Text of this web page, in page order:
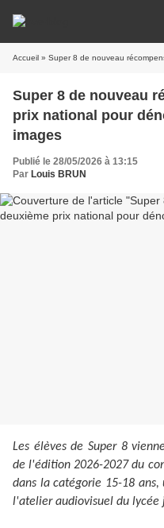
Accueil » Super 8 de nouveau récompensé : un
Super 8 de nouveau
prix national pour
images
Publié le 28/05/2026 à 13:15
Par Louis BRUN
Les élèves de Super 8
de l'édition 2026-2027 du
dans la catégorie 15-18
l'atelier audiovisuel du lycée